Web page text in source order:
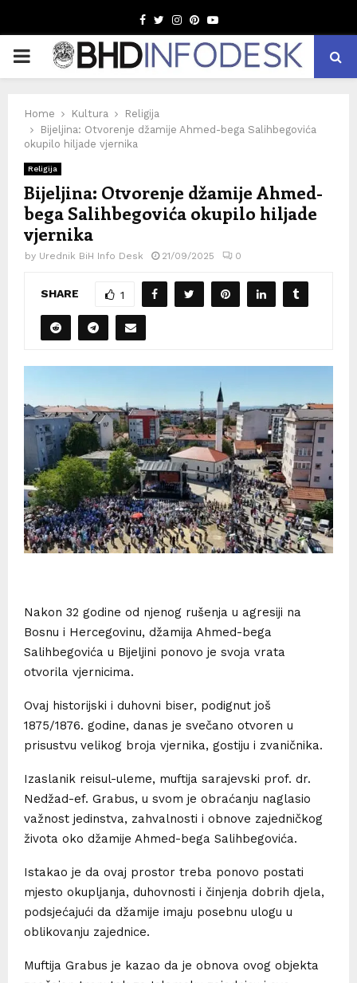
Facebook
TwitterInstagram
Pinterest
Youtube
PRIMARY
Home Kultura
Religija
Bijeljina: Otvorenje džamije Ahmed-bega Salihbegovića
okupilo hiljade vjernika
Religija
Bijeljina: Otvorenje džamije Ahmed-
bega Salihbegovića okupilo hiljade
vjernika
by Urednik BiH Info Desk 21/09/2025 0
SHARE 1
Nakon 32 godine od njenog rušenja u agresiji na
Bosnu i Hercegovinu, džamija Ahmed-bega
Salihbegovića u Bijeljini ponovo je svoja vrata
otvorila vjernicima.
Ovaj historijski i duhovni biser, podignut još
1875/1876. godine, danas je svečano otvoren u
prisustvu velikog broja vjernika, gostiju i zvaničnika.
Izaslanik reisul-uleme, muftija sarajevski prof. dr.
Nedžad-ef. Grabus, u svom je obraćanju naglasio
važnost jedinstva, zahvalnosti i obnove zajedničkog
života oko džamije Ahmed-bega Salihbegovića.
Istakao je da ovaj prostor treba ponovo postati
mjesto okupljanja, duhovnosti i činjenja dobrih djela,
podsjećajući da džamije imaju posebnu ulogu u
oblikovanju zajednice.
Muftija Grabus je kazao da je obnova ovog objekta